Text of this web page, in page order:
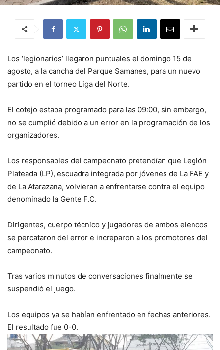
Los ‘legionarios’ llegaron puntuales el domingo 15 de
agosto, a la cancha del Parque Samanes, para un nuevo
partido en el torneo Liga del Norte.
El cotejo estaba programado para las 09:00, sin embargo,
no se cumplió debido a un error en la programación de los
organizadores.
Los responsables del campeonato pretendían que Legión
Plateada (LP), escuadra integrada por jóvenes de La FAE y
de La Atarazana, volvieran a enfrentarse contra el equipo
denominado la Gente F.C.
Dirigentes, cuerpo técnico y jugadores de ambos elencos
se percataron del error e increparon a los promotores del
campeonato.
Tras varios minutos de conversaciones finalmente se
suspendió el juego.
Los equipos ya se habían enfrentado en fechas anteriores.
El resultado fue 0-0.